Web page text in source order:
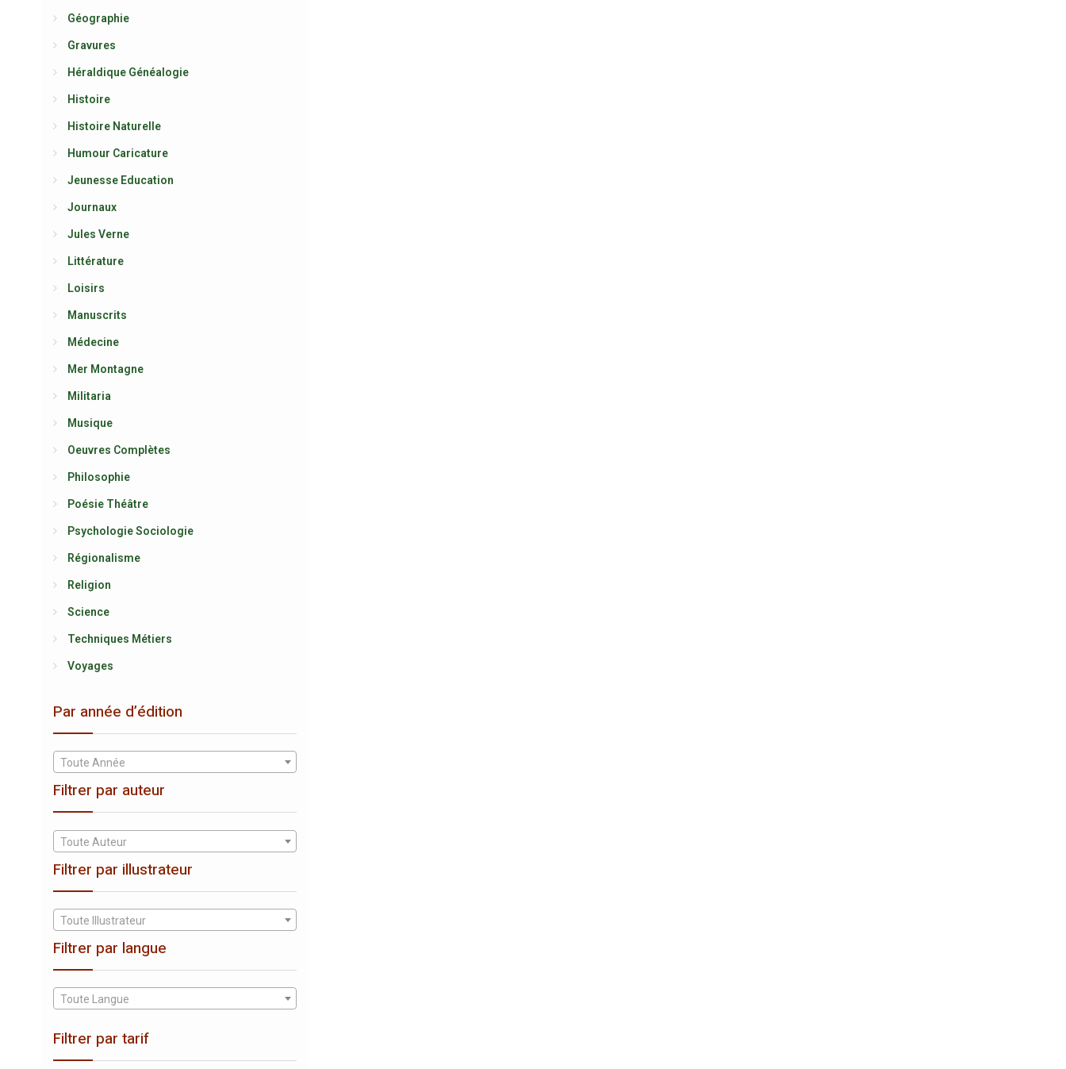
Géographie
Gravures
Héraldique Généalogie
Histoire
Histoire Naturelle
Humour Caricature
Jeunesse Education
Journaux
Jules Verne
Littérature
Loisirs
Manuscrits
Médecine
Mer Montagne
Militaria
Musique
Oeuvres Complètes
Philosophie
Poésie Théâtre
Psychologie Sociologie
Régionalisme
Religion
Science
Techniques Métiers
Voyages
Par année d’édition
Toute Année
Filtrer par auteur
Toute Auteur
Filtrer par illustrateur
Toute Illustrateur
Filtrer par langue
Toute Langue
Filtrer par tarif